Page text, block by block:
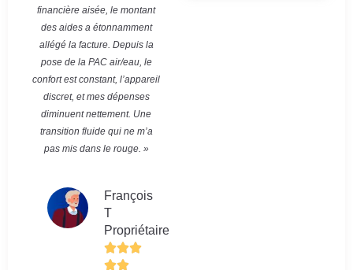
financière aisée, le montant
des aides a étonnamment
allégé la facture. Depuis la
pose de la PAC air/eau, le
confort est constant, l’appareil
discret, et mes dépenses
diminuent nettement. Une
transition fluide qui ne m’a
pas mis dans le rouge. »
François
T
Propriétaire